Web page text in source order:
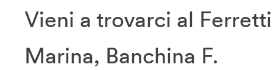
Vieni a trovarci al
Marina, Banchina F.